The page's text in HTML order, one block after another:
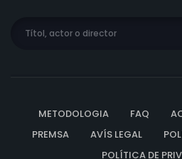
METODOLOGIA FAQ
PREMSA
AVÍS LEGAL
POLÍTICA DE